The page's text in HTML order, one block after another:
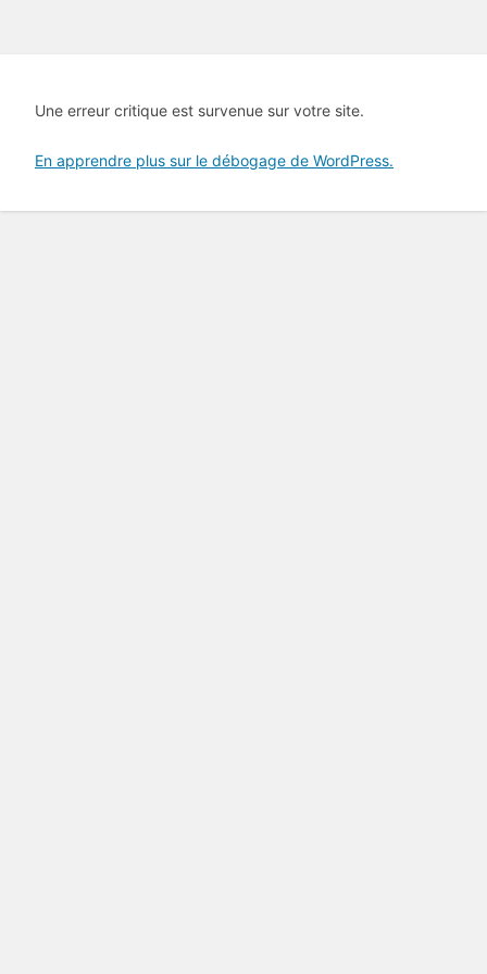
Une erreur critique est survenue sur votre site.
En apprendre plus sur le débogage de WordPress.